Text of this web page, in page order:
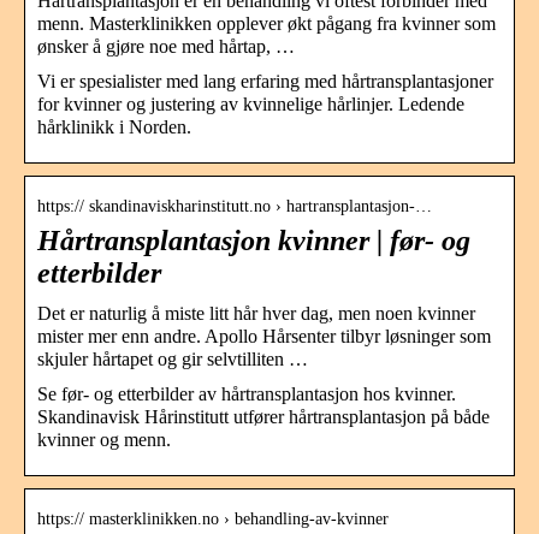
menn. Masterklinikken opplever økt pågang fra kvinner som
ønsker å gjøre noe med hårtap, …
Vi er spesialister med lang erfaring med hårtransplantasjoner
for kvinner og justering av kvinnelige hårlinjer. Ledende
hårklinikk i Norden.
https:// skandinaviskharinstitutt.no › hartransplantasjon-…
Hårtransplantasjon kvinner | før- og
etterbilder
Det er naturlig å miste litt hår hver dag, men noen kvinner
mister mer enn andre. Apollo Hårsenter tilbyr løsninger som
skjuler hårtapet og gir selvtilliten …
Se før- og etterbilder av hårtransplantasjon hos kvinner.
Skandinavisk Hårinstitutt utfører hårtransplantasjon på både
kvinner og menn.
https:// masterklinikken.no › behandling-av-kvinner